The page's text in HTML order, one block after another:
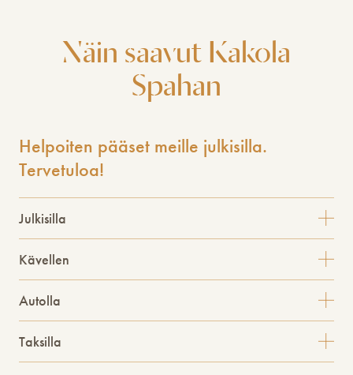
Näin saavut Kakola
Spahan
Helpoiten pääset meille julkisilla.
Tervetuloa!
Julkisilla
Kävellen
Autolla
Taksilla